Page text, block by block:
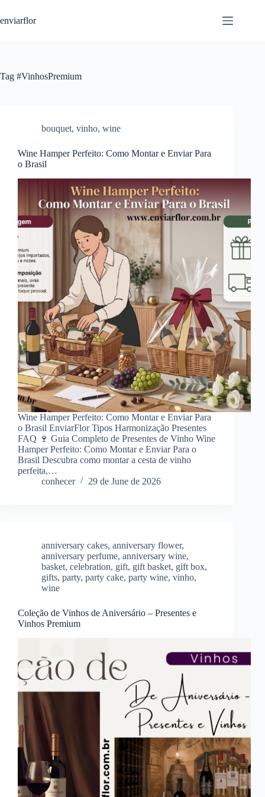
k
c
enviarflor
Tag #VinhosPremium
bouquet, vinho, wine
Wine Hamper Perfeito: Como Montar e Enviar Para
o Brasil
Wine Hamper Perfeito: Como Montar e Enviar Para
o Brasil EnviarFlor Tipos Harmonização Presentes
FAQ 🍷 Guia Completo de Presentes de Vinho Wine
Hamper Perfeito: Como Montar e Enviar Para o
Brasil Descubra como montar a cesta de vinho
perfeita,…
conhecer
29 de June de 2026
anniversary cakes, anniversary flower,
anniversary perfume, anniversary wine,
basket, celebration, gift, gift basket, gift box,
gifts, party, party cake, party wine, vinho,
wine
Coleção de Vinhos de Aniversário – Presentes e
Vinhos Premium